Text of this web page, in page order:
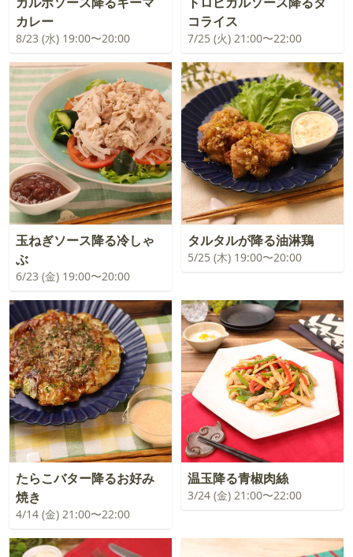
カレー
8/23 (水) 19:00〜20:00
コライス
7/25 (火) 21:00〜22:00
玉ねぎソース降る冷しゃ
ぶ
6/23 (金) 19:00〜20:00
タルタルが降る油淋鶏
5/25 (木) 19:00〜20:00
たらこバター降るお好み
焼き
4/14 (金) 21:00〜22:00
温玉降る青椒肉絲
3/24 (金) 21:00〜22:00